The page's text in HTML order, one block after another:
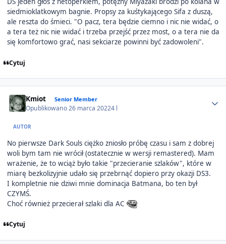
siedmioklatkowym bagnie. Propsy za kuśtykającego Sifa z duszą,
ale reszta do śmieci. "O pacz, tera będzie ciemno i nic nie widać, o
a tera też nic nie widać i trzeba przejść przez most, o a tera nie da
się komfortowo grać, nasi sekciarze powinni być zadowoleni".
Cytuj
Kmiot Senior Member
Opublikowano26 marca 20224 l
AUTOR
No pierwsze Dark Souls ciężko zniosło próbę czasu i sam z dobrej
woli bym tam nie wrócił (ostatecznie w wersji remastered). Mam
wrażenie, że to wciąż było takie "przecieranie szlaków", które w
miarę bezkolizyjnie udało się przebrnąć dopiero przy okazji DS3.
I kompletnie nie dziwi mnie dominacja Batmana, bo ten był
CZYMŚ.
Choć również przecierał szlaki dla AC
Cytuj